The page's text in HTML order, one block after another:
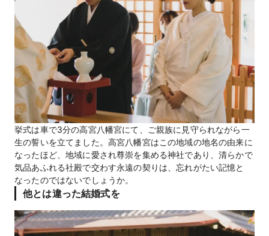
挙式は車で3分の高宮八幡宮にて、ご親族に見守られながら一
生の誓いを立てました。高宮八幡宮はこの地域の地名の由来に
なったほど、地域に愛され尊崇を集める神社であり、清らかで
気品あふれる社殿で交わす永遠の契りは、忘れがたい記憶と
なったのではないでしょうか。
他とは違った結婚式を